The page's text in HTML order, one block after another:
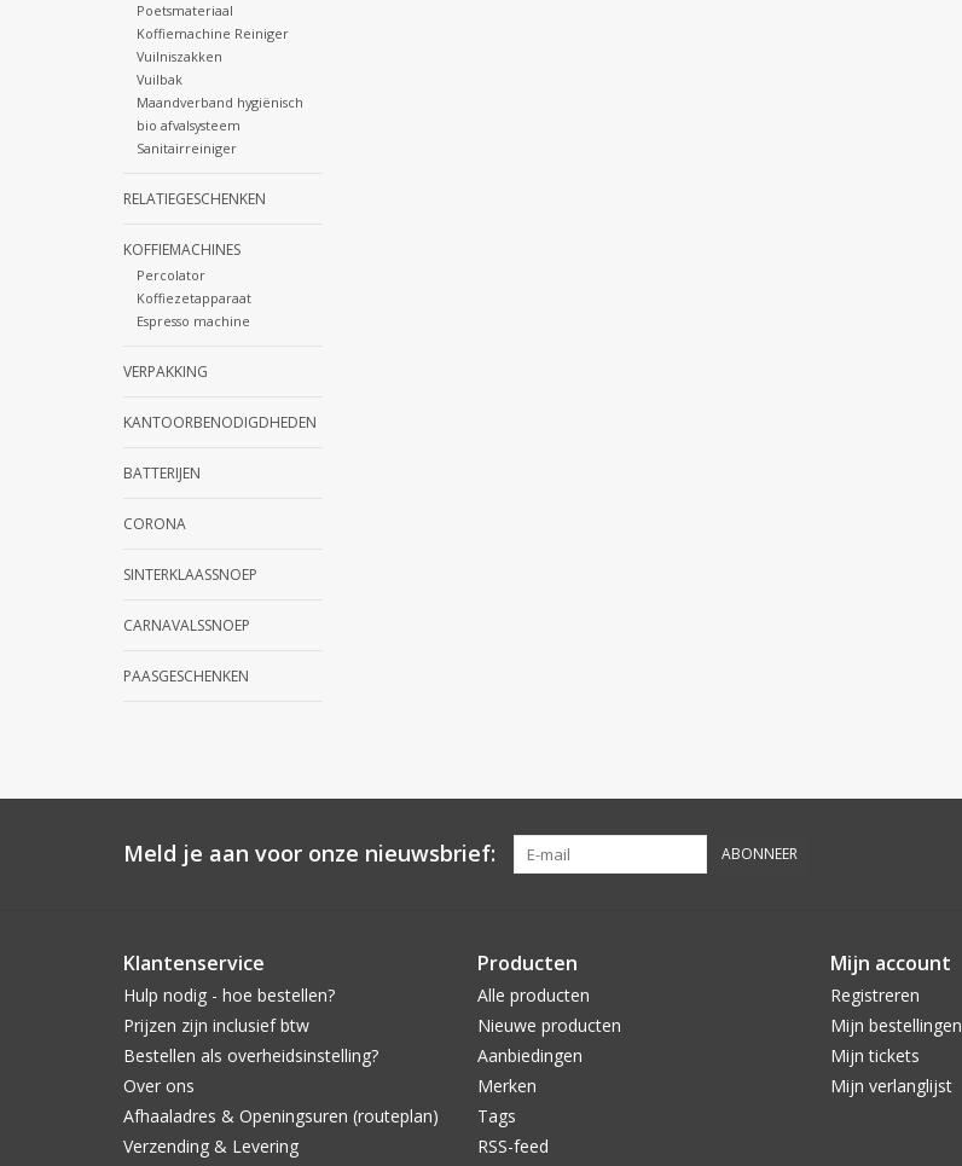
Poetsmateriaal
Koffiemachine Reiniger
Vuilniszakken
Vuilbak
Maandverband hygiënisch
bio afvalsysteem
Sanitairreiniger
RELATIEGESCHENKEN
KOFFIEMACHINES
Percolator
Koffiezetapparaat
Espresso machine
VERPAKKING
KANTOORBENODIGDHEDEN
BATTERIJEN
CORONA
SINTERKLAASSNOEP
CARNAVALSSNOEP
PAASGESCHENKEN
Meld je aan voor onze nieuwsbrief: ABONNEER
Klantenservice
Hulp nodig - hoe bestellen?
Prijzen zijn inclusief btw
Bestellen als overheidsinstelling?
Over ons
Afhaaladres & Openingsuren (routeplan)
Verzending & Levering
Producten
Alle producten
Nieuwe producten
Aanbiedingen
Merken
Tags
RSS-feed
Mijn account
Registreren
Mijn bestellingen
Mijn tickets
Mijn verlanglijst